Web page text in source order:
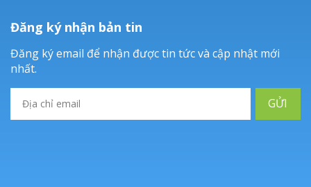
Đăng ký nhận bản tin
Đăng ký email để nhận được tin tức và cập nhật mới
nhất.
GỬI